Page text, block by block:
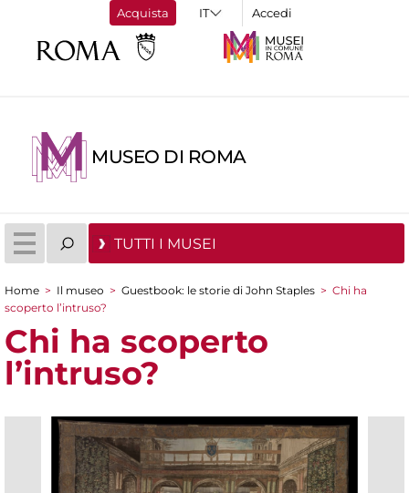
Acquista Accedi
MUSEO DI ROMA
TUTTI I MUSEI
Tu sei qui
Home > Il museo > Guestbook: le storie di John Staples > Chi ha
scoperto l’intruso?
Chi ha scoperto
l’intruso?